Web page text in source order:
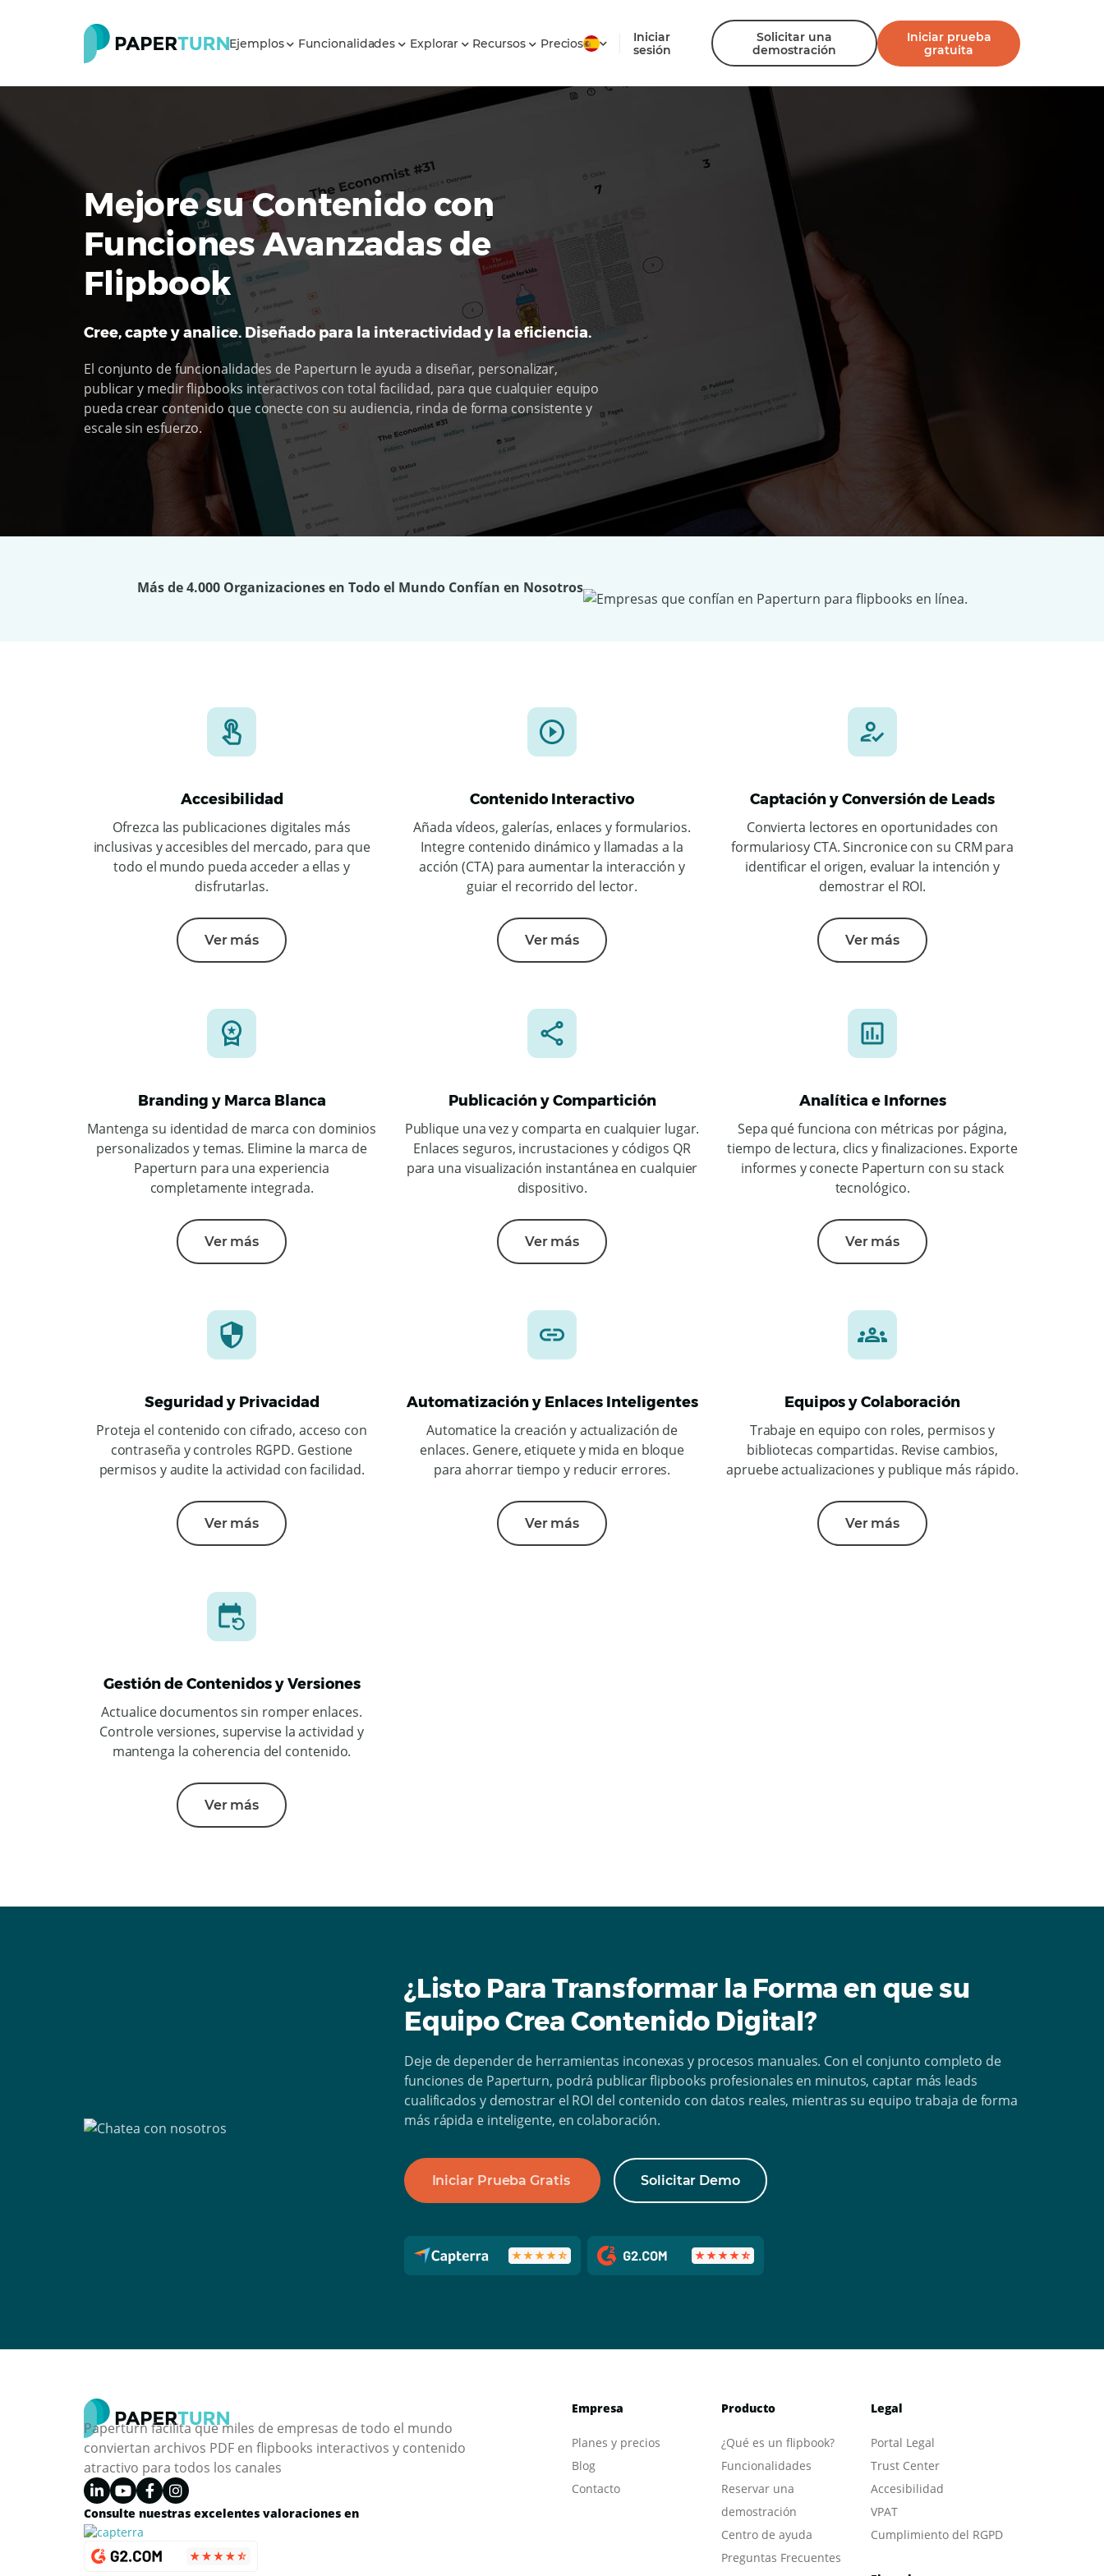
Ejemplos Funcionalidades Explorar Recursos Precios
Iniciar
sesión
Solicitar una
demostración
Iniciar prueba
gratuita
Mejore su Contenido con
Funciones Avanzadas de
Flipbook
Cree, capte y analice. Diseñado para la interactividad y la eficiencia.
El conjunto de funcionalidades de Paperturn le ayuda a diseñar, personalizar,
publicar y medir flipbooks interactivos con total facilidad, para que cualquier equipo
pueda crear contenido que conecte con su audiencia, rinda de forma consistente y
escale sin esfuerzo.
Más de 4.000 Organizaciones en Todo el Mundo Confían en Nosotros
Accesibilidad
Ofrezca las publicaciones digitales más
inclusivas y accesibles del mercado, para que
todo el mundo pueda acceder a ellas y
disfrutarlas.
Ver más
Contenido Interactivo
Añada vídeos, galerías, enlaces y formularios.
Integre contenido dinámico y llamadas a la
acción (CTA) para aumentar la interacción y
guiar el recorrido del lector.
Ver más
Captación y Conversión de Leads
Convierta lectores en oportunidades con
formulariosy CTA. Sincronice con su CRM para
identificar el origen, evaluar la intención y
demostrar el ROI.
Ver más
Branding y Marca Blanca
Mantenga su identidad de marca con dominios
personalizados y temas. Elimine la marca de
Paperturn para una experiencia
completamente integrada.
Ver más
Publicación y Compartición
Publique una vez y comparta en cualquier lugar.
Enlaces seguros, incrustaciones y códigos QR
para una visualización instantánea en cualquier
dispositivo.
Ver más
Analítica e Infornes
Sepa qué funciona con métricas por página,
tiempo de lectura, clics y finalizaciones. Exporte
informes y conecte Paperturn con su stack
tecnológico.
Ver más
Seguridad y Privacidad
Proteja el contenido con cifrado, acceso con
contraseña y controles RGPD. Gestione
permisos y audite la actividad con facilidad.
Ver más
Automatización y Enlaces Inteligentes
Automatice la creación y actualización de
enlaces. Genere, etiquete y mida en bloque
para ahorrar tiempo y reducir errores.
Ver más
Equipos y Colaboración
Trabaje en equipo con roles, permisos y
bibliotecas compartidas. Revise cambios,
apruebe actualizaciones y publique más rápido.
Ver más
Gestión de Contenidos y Versiones
Actualice documentos sin romper enlaces.
Controle versiones, supervise la actividad y
mantenga la coherencia del contenido.
Ver más
¿Listo Para Transformar la Forma en que su
Equipo Crea Contenido Digital?
Deje de depender de herramientas inconexas y procesos manuales. Con el conjunto completo de
funciones de Paperturn, podrá publicar flipbooks profesionales en minutos, captar más leads
cualificados y demostrar el ROI del contenido con datos reales, mientras su equipo trabaja de forma
más rápida e inteligente, en colaboración.
Iniciar Prueba Gratis Solicitar Demo
Paperturn facilita que miles de empresas de todo el mundo
conviertan archivos PDF en flipbooks interactivos y contenido
atractivo para todos los canales
Consulte nuestras excelentes valoraciones en
Empresa
Planes y precios
Blog
Contacto
Producto
¿Qué es un flipbook?
Funcionalidades
Reservar una
demostración
Centro de ayuda
Preguntas Frecuentes
Legal
Portal Legal
Trust Center
Accesibilidad
VPAT
Cumplimiento del RGPD